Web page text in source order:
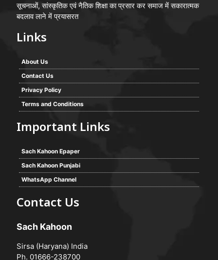
सूचनाओं, सांस्कृतिक एवं नैतिक शिक्षा का प्रसार कर समाज में सकारात्मक
बदलाव लाने में प्रयासरत
Links
About Us
Contact Us
Privacy Policy
Terms and Conditions
Important Links
Sach Kahoon Epaper
Sach Kahoon Punjabi
WhatsApp Channel
Contact Us
Sach Kahoon
Sirsa (Haryana) India
Ph. 01666-238700